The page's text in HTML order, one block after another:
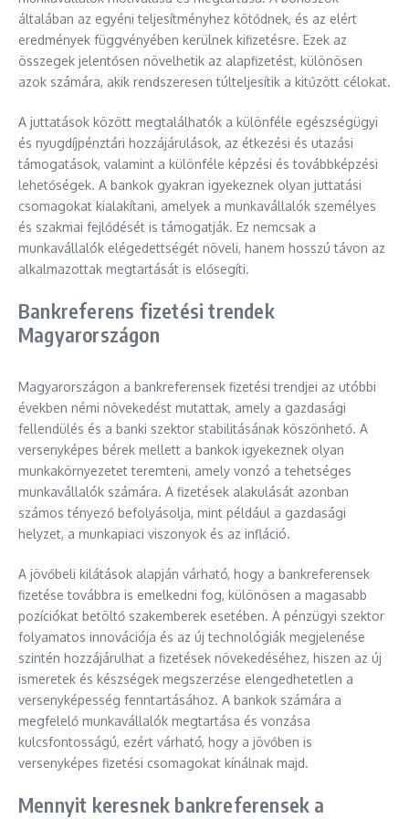
általában az egyéni teljesítményhez kötődnek, és az elért
eredmények függvényében kerülnek kifizetésre. Ezek az
összegek jelentősen növelhetik az alapfizetést, különösen
azok számára, akik rendszeresen túlteljesítik a kitűzött célokat.
A juttatások között megtalálhatók a különféle egészségügyi
és nyugdíjpénztári hozzájárulások, az étkezési és utazási
támogatások, valamint a különféle képzési és továbbképzési
lehetőségek. A bankok gyakran igyekeznek olyan juttatási
csomagokat kialakítani, amelyek a munkavállalók személyes
és szakmai fejlődését is támogatják. Ez nemcsak a
munkavállalók elégedettségét növeli, hanem hosszú távon az
alkalmazottak megtartását is elősegíti.
Bankreferens fizetési trendek
Magyarországon
Magyarországon a bankreferensek fizetési trendjei az utóbbi
években némi növekedést mutattak, amely a gazdasági
fellendülés és a banki szektor stabilitásának köszönhető. A
versenyképes bérek mellett a bankok igyekeznek olyan
munkakörnyezetet teremteni, amely vonzó a tehetséges
munkavállalók számára. A fizetések alakulását azonban
számos tényező befolyásolja, mint például a gazdasági
helyzet, a munkapiaci viszonyok és az infláció.
A jövőbeli kilátások alapján várható, hogy a bankreferensek
fizetése továbbra is emelkedni fog, különösen a magasabb
pozíciókat betöltő szakemberek esetében. A pénzügyi szektor
folyamatos innovációja és az új technológiák megjelenése
szintén hozzájárulhat a fizetések növekedéséhez, hiszen az új
ismeretek és készségek megszerzése elengedhetetlen a
versenyképesség fenntartásához. A bankok számára a
megfelelő munkavállalók megtartása és vonzása
kulcsfontosságú, ezért várható, hogy a jövőben is
versenyképes fizetési csomagokat kínálnak majd.
Mennyit keresnek bankreferensek a